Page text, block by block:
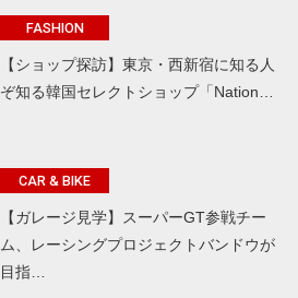
FASHION
【ショップ探訪】東京・西新宿に知る人
ぞ知る韓国セレクトショップ「Nation…
CAR & BIKE
【ガレージ見学】スーパーGT参戦チー
ム、レーシングプロジェクトバンドウが
目指…